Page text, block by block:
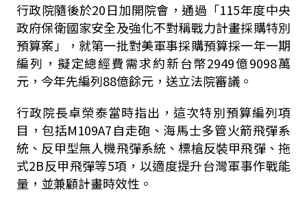
行政院隨後於20日加開院會，通過「115年度中央
政府保衛國家安全及強化不對稱戰力計畫採購特別
預算案」，就第一批對美軍事採購預算採一年一期
編列，擬定總經費需求約新台幣2949億9098萬
元，今年先編列88億餘元，送立法院審議。
行政院長卓榮泰當時指出，這次特別預算編列項
目，包括M109A7自走砲、海馬士多管火箭飛彈系
統、反甲型無人機飛彈系統、標槍反裝甲飛彈、拖
式2B反甲飛彈等5項，以適度提升台灣軍事作戰能
量，並兼顧計畫時效性。